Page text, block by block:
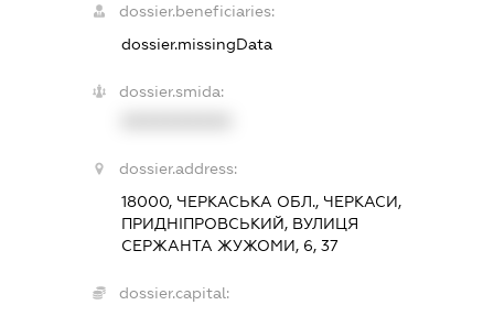
dossier.beneficiaries:
dossier.missingData
dossier.smida:
dossier.address:
18000, ЧЕРКАСЬКА ОБЛ., ЧЕРКАСИ,
ПРИДНІПРОВСЬКИЙ, ВУЛИЦЯ
СЕРЖАНТА ЖУЖОМИ, 6, 37
dossier.capital: